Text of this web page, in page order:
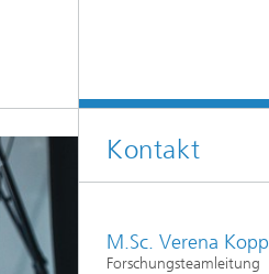
Kontakt
M.Sc. Verena Kopp
Forschungsteamleitung